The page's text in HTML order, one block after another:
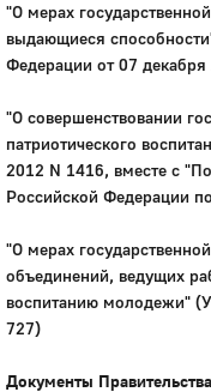
"О мерах
выдающиеся
Федерации от 07
"О совершенствовании
патриотического
2012 N 1416, вместе с
Российской Федерации
"О мерах
объединений, ведущих
воспитанию молодежи"
727)
Документы